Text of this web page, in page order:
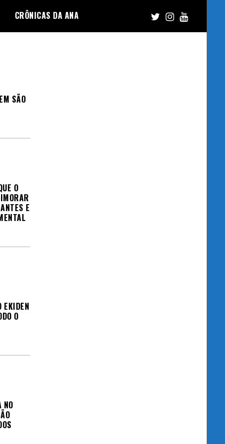
CRÔNICAS DA ANA
SÃO
O
E
EKIDEN
O
NO